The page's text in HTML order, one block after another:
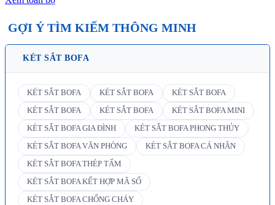
GỢI Ý TÌM KIẾM THÔNG MINH
KÉT SẮT BOFA
KÉT SẮT BOFA KÉT SẮT BOFA KÉT SẮT BOFA
KÉT SẮT BOFA KÉT SẮT BOFA KÉT SẮT BOFA MINI
KÉT SẮT BOFA GIA ĐÌNH KÉT SẮT BOFA PHONG THỦY
KÉT SẮT BOFA VĂN PHÒNG KÉT SẮT BOFA CÁ NHÂN
KÉT SẮT BOFA THÉP TẤM
KÉT SẮT BOFA KẾT HỢP MÃ SỐ
KÉT SẮT BOFA CHỐNG CHÁY